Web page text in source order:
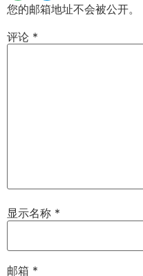
您的邮箱地址不会被公开。
评论 *
显示名称 *
邮箱 *